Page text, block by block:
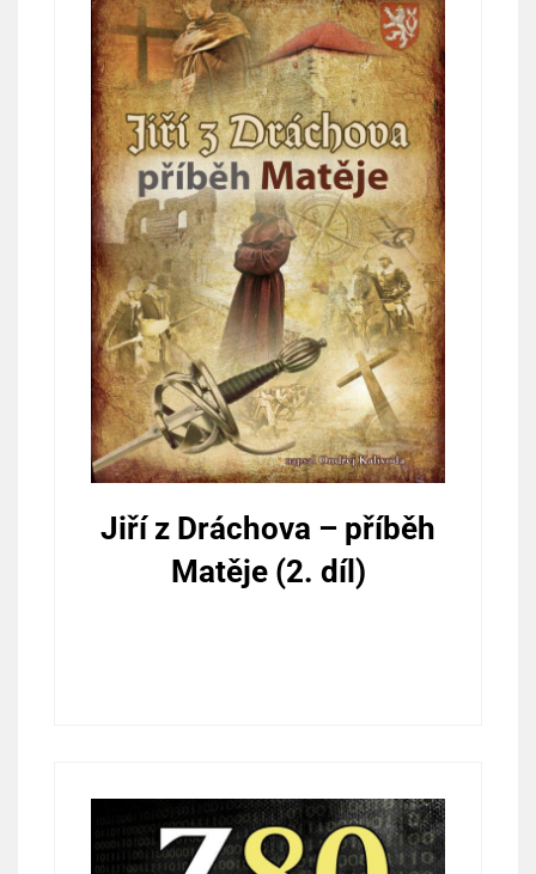
Jiří z Dráchova – příběh
Matěje (2. díl)